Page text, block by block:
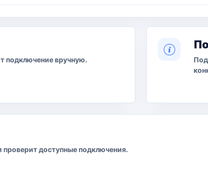
подключение вручную.
доступные подключения.